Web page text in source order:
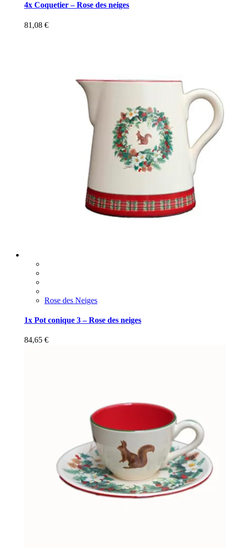
4x Coquetier – Rose des neiges
81,08 €
Rose des Neiges
1x Pot conique 3 – Rose des neiges
84,65 €